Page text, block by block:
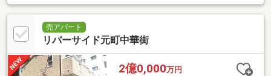
売アパート
リバーサイド元町中華街
2億0,000万円